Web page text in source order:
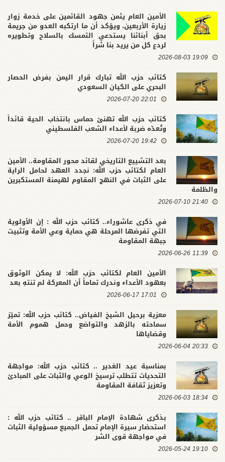
الأمين العام يثمن جهود القائمين على خدمة زوار
زيارة الأربعين، ويؤكد أن ما ارتكبه العدو من جريمة
بحق أبنائنا يستدعي التمسك بالسلاح وتطويره
لردع كل من يريد بنا شراً
19:09 2026-08-03
كتائب حزب الله تبارك قرار اليمن بفرض الحصار
البحري على الكيان السعودي
22:01 2026-07-20
كتائب حزب الله تهنئ حماس بانتخاب الحية قائداً
وتُعدّه ضربة لأعداء الشعب الفلسطيني
19:42 2026-07-20
بعد التشييع التاريخي لقائد محور المقاومة.. الأمين
العام لكتائب حزب الله: نجدد العهد لحامل الراية
على الثبات في النهج المقاوم لهيمنة المستكبرين
والظلمة
21:40 2026-07-10
في ذكرى عاشوراء.. كتائب حزب الله : إن الأولوية
التي تفرضها المرحلة هي حماية وعي الأمة وتثبيت
جبهة المقاومة
11:39 2026-06-26
الأمين العام لكتائب حزب الله: لا يمكن الوثوق
بعهود الأعداء وندرك تماماً أن المعركة لم تنتهِ بعد
17:01 2026-06-17
معزية برحيل الشيخ الفياض.. كتائب حزب الله: تميّز
سماحته بالزهد والتواضع وحمل هموم الأمة
وقضاياها
20:33 2026-06-04
بمناسبة عيد الغدير .. كتائب حزب الله: مواجهة
التحديات تتطلب ترسيخ الوعي والثبات على المبادئ
وتعزيز ثقافة المقاومة
18:34 2026-06-03
بذكرى شهادة الإمام الباقر .. كتائب حزب الله :
استحضار سيرة الإمام تحمل الجميع مسؤولية الثبات
في مواجهة قوى الشر
19:10 2026-05-24